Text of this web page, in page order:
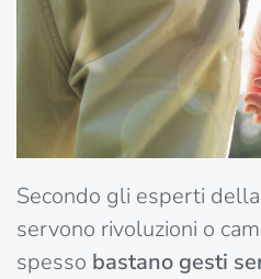
Secondo gli esperti
servono rivoluzioni o
spesso bastano gesti